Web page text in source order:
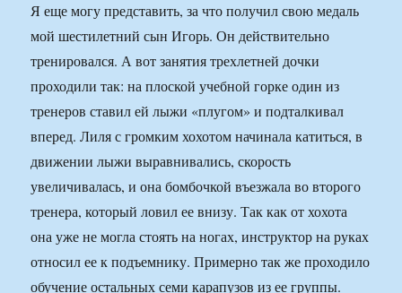
Я еще могу представить, за что получил свою медаль
мой шестилетний сын Игорь. Он действительно
тренировался. А вот занятия трехлетней дочки
проходили так: на плоской учебной горке один из
тренеров ставил ей лыжи «плугом» и подталкивал
вперед. Лиля с громким хохотом начинала катиться, в
движении лыжи выравнивались, скорость
увеличивалась, и она бомбочкой въезжала во второго
тренера, который ловил ее внизу. Так как от хохота
она уже не могла стоять на ногах, инструктор на руках
относил ее к подъемнику. Примерно так же проходило
обучение остальных семи карапузов из ее группы.